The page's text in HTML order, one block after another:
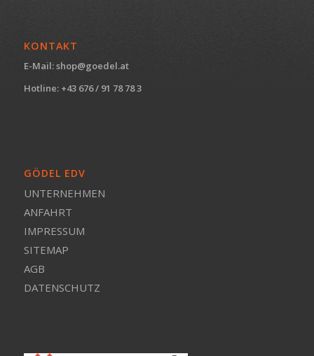
KONTAKT
E-Mail:shop@goedel.at
Hotline: +43 676 / 91 78 78 3
GÖDEL EDV
UNTERNEHMEN
ANFAHRT
IMPRESSUM
SITEMAP
AGB
DATENSCHUTZ